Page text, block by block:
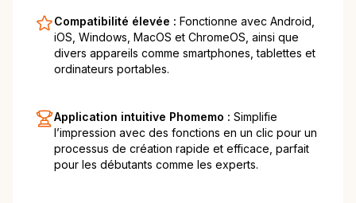
Compatibilité élevée : Fonctionne avec Android,
iOS, Windows, MacOS et ChromeOS, ainsi que
divers appareils comme smartphones, tablettes et
ordinateurs portables.
Application intuitive Phomemo : Simplifie
l’impression avec des fonctions en un clic pour un
processus de création rapide et efficace, parfait
pour les débutants comme les experts.